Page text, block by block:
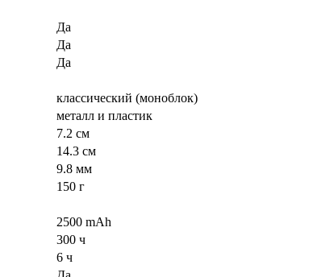
Да
Да
Да
классический (моноблок)
металл и пластик
7.2 см
14.3 см
9.8 мм
150 г
2500 mAh
300 ч
6 ч